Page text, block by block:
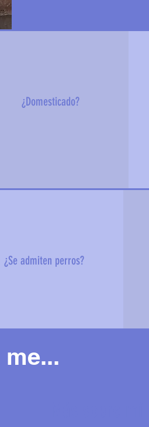
¿Domesticado?
¿Se admiten perros?